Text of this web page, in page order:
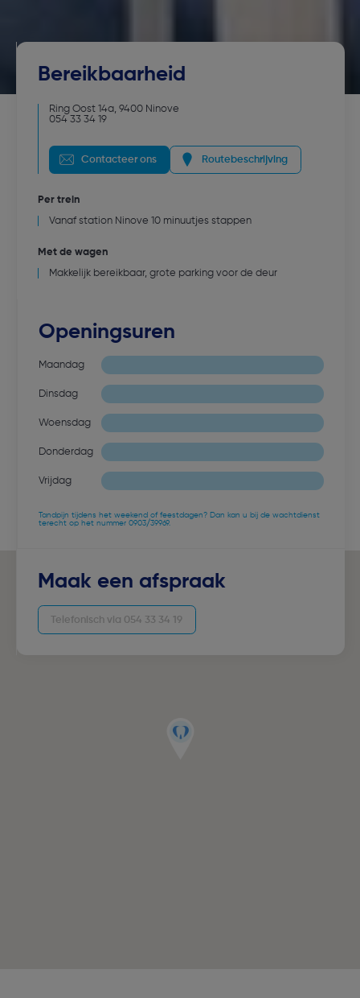
Bereikbaarheid
Ring Oost 14a, 9400 Ninove
054 33 34 19
Contacteer ons Routebeschrijving
Per trein
Vanaf station Ninove 10 minuutjes stappen
Met de wagen
Makkelijk bereikbaar, grote parking voor de deur
Openingsuren
Maandag
Dinsdag
Woensdag
Donderdag
Vrijdag
Tandpijn tijdens het weekend of feestdagen? Dan kan u bij de wachtdienst
terecht op het nummer 0903/39969.
Maak een afspraak
Telefonisch via 054 33 34 19